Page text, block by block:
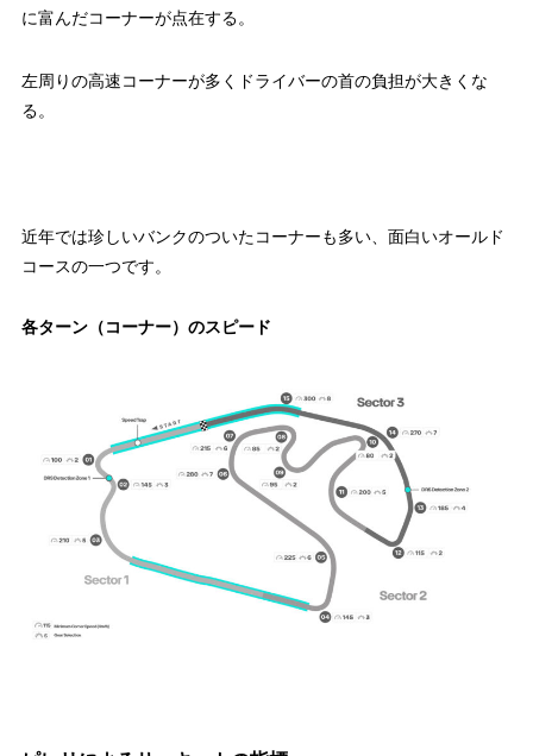
に富んだコーナーが点在する。
左周りの高速コーナーが多くドライバーの首の負担が大きくな
る。
近年では珍しいバンクのついたコーナーも多い、面白いオールド
コースの一つです。
各ターン（コーナー）のスピード